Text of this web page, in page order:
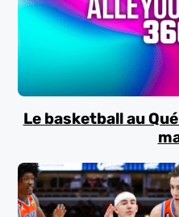
Le basketball au